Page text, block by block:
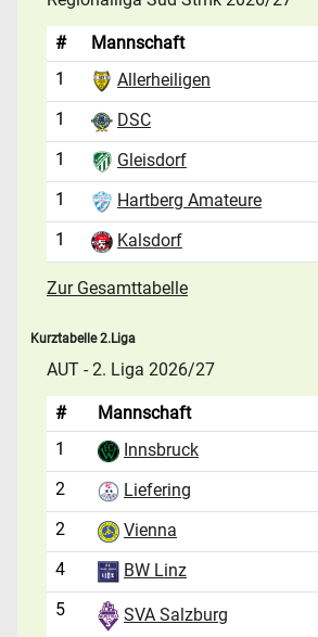
# Mannschaft
1
Allerheiligen
1
DSC
1
Gleisdorf
1
Hartberg Amateure
1
Kalsdorf
Zur Gesamttabelle
Kurztabelle 2.Liga
AUT - 2. Liga 2026/27
# Mannschaft
1
Innsbruck
2
Liefering
2
Vienna
4
BW Linz
5
SVA Salzburg